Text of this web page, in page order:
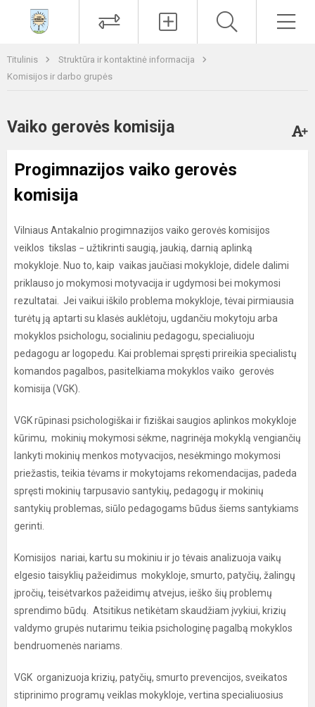
Titulinis
Struktūra ir kontaktinė informacija
Komisijos ir darbo grupės
Vaiko gerovės komisija
Progimnazijos vaiko gerovės
komisija
Vilniaus Antakalnio progimnazijos vaiko gerovės komisijos
veiklos tikslas − užtikrinti saugią, jaukią, darnią aplinką
mokykloje. Nuo to, kaip vaikas jaučiasi mokykloje, didele dalimi
priklauso jo mokymosi motyvacija ir ugdymosi bei mokymosi
rezultatai. Jei vaikui iškilo problema mokykloje, tėvai pirmiausia
turėtų ją aptarti su klasės auklėtoju, ugdančiu mokytoju arba
mokyklos psichologu, socialiniu pedagogu, specialiuoju
pedagogu ar logopedu. Kai problemai spręsti prireikia specialistų
komandos pagalbos, pasitelkiama mokyklos vaiko gerovės
komisija (VGK).
VGK rūpinasi psichologiškai ir fiziškai saugios aplinkos mokykloje
kūrimu, mokinių mokymosi sėkme, nagrinėja mokyklą vengiančių
lankyti mokinių menkos motyvacijos, nesėkmingo mokymosi
priežastis, teikia tėvams ir mokytojams rekomendacijas, padeda
spręsti mokinių tarpusavio santykių, pedagogų ir mokinių
santykių problemas, siūlo pedagogams būdus šiems santykiams
gerinti.
Komisijos nariai, kartu su mokiniu ir jo tėvais analizuoja vaikų
elgesio taisyklių pažeidimus mokykloje, smurto, patyčių, žalingų
įpročių, teisėtvarkos pažeidimų atvejus, ieško šių problemų
sprendimo būdų. Atsitikus netikėtam skaudžiam įvykiui, krizių
valdymo grupės nutarimu teikia psichologinę pagalbą mokyklos
bendruomenės nariams.
VGK organizuoja krizių, patyčių, smurto prevencijos, sveikatos
stiprinimo programų veiklas mokykloje, vertina specialiuosius